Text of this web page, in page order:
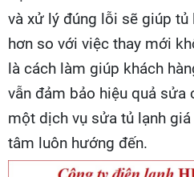
và xử lý đúng lỗi sẽ giúp tủ
hơn so với việc thay mới
là cách làm giúp khách
vẫn đảm bảo hiệu quả
một dịch vụ sửa tủ lạnh
tâm luôn hướng đến.